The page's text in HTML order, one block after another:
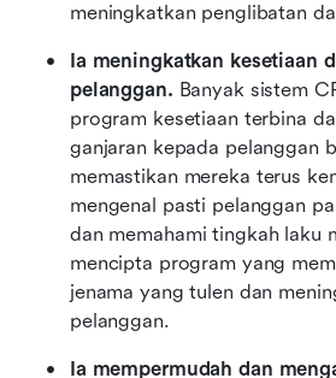
meningkatkan penglibatan
Ia meningkatkan kesetiaan
pelanggan. Banyak sistem
program kesetiaan terbina
ganjaran kepada pelanggan
memastikan mereka terus
mengenal pasti pelanggan
dan memahami tingkah laku
mencipta program yang
jenama yang tulen dan
pelanggan.
Ia mempermudah dan